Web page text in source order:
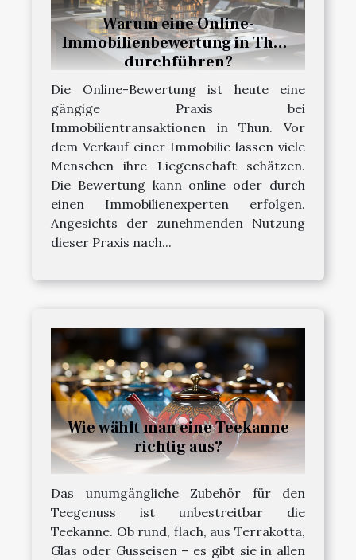
Warum eine Online-
Immobilienbewertung in Thun
durchführen?
Die Online-Bewertung ist heute eine
gängige Praxis bei
Immobilientransaktionen in Thun. Vor
dem Verkauf einer Immobilie lassen viele
Menschen ihre Liegenschaft schätzen.
Die Bewertung kann online oder durch
einen Immobilienexperten erfolgen.
Angesichts der zunehmenden Nutzung
dieser Praxis nach...
Wie wählt man eine Teekanne
richtig aus?
Das unumgängliche Zubehör für den
Teegenuss ist unbestreitbar die
Teekanne. Ob rund, flach, aus Terrakotta,
Glas oder Gusseisen – es gibt sie in allen